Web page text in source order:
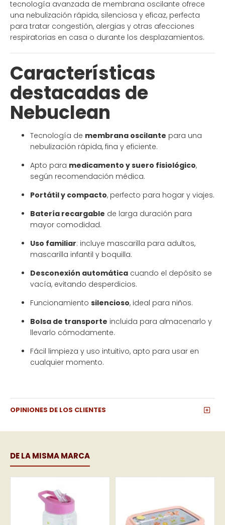
tecnología avanzada de membrana oscilante ofrece
una nebulización rápida, silenciosa y eficaz, perfecta
para tratar congestión, alergias y otras afecciones
respiratorias en casa o durante los desplazamientos.
Características
destacadas de
Nebuclean
Tecnología de membrana oscilante para una
nebulización rápida, fina y eficiente.
Apto para medicamento y suero fisiológico,
según recomendación médica.
Portátil y compacto, perfecto para hogar y viajes.
Batería recargable de larga duración para
mayor comodidad.
Uso familiar: incluye mascarilla para adultos,
mascarilla infantil y boquilla.
Desconexión automática cuando el depósito se
vacía, evitando desperdicios.
Funcionamiento silencioso, ideal para niños.
Bolsa de transporte incluida para almacenarlo y
llevarlo cómodamente.
Fácil limpieza y uso intuitivo, apto para usar en
cualquier momento.
OPINIONES DE LOS CLIENTES
DE LA MISMA MARCA